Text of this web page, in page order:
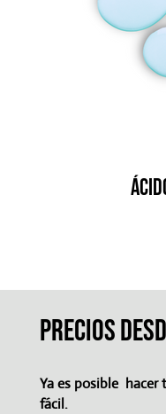
PRECIOS
Ya es posible hacer
fácil.